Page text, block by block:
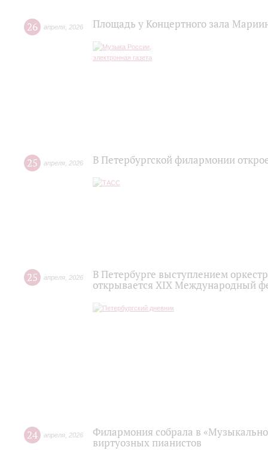
26 апреля 2026 Площадь у Концертного зала
25 апреля 2026 В Петербургской филармонии
25 апреля 2026
В Петербурге выступлением
открывается XIX Международный
24 апреля 2026
Филармония собрала в
виртуозных пианистов